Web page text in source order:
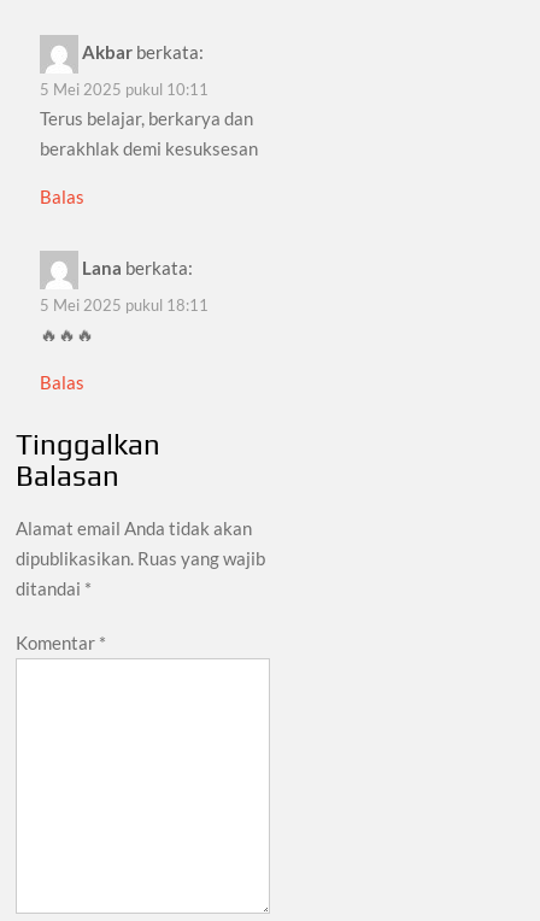
Akbar berkata:
5 Mei 2025 pukul 10:11
Terus belajar, berkarya dan
berakhlak demi kesuksesan
Balas
Lana berkata:
5 Mei 2025 pukul 18:11
🔥🔥🔥
Balas
Tinggalkan
Balasan
Alamat email Anda tidak akan
dipublikasikan. Ruas yang wajib
ditandai *
Komentar *